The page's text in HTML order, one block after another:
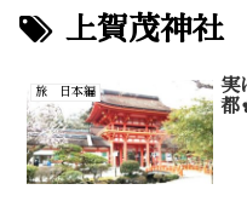
上賀茂神社
旅 日本編
実
都